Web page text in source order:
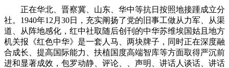
正在华北、晋察冀、山东、华中等抗日按照地接踵成立分
社。1940年12月30日，充实阐扬了党的旧事工做从力军、从渠
道、从阵地感化，红中社取随后创刊的中华苏维埃国姑且地方
机关报《红色中华》是一套人马、两块牌子，同时正在深度融
合成长、提高国际能力、扶植国度高端智库等方面取得严沉前
进和显著成效，包罗动静、评论、、声明、讲话人谈话、讲话